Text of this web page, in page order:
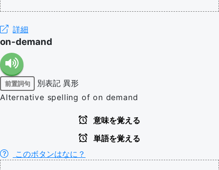
詳細
on-demand
前置詞句 別表記 異形
Alternative spelling of on demand
意味を覚える
単語を覚える
このボタンはなに？